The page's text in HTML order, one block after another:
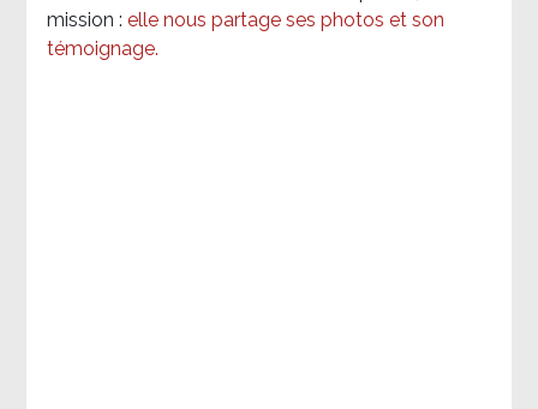
mission : elle nous partage ses photos et son
témoignage.